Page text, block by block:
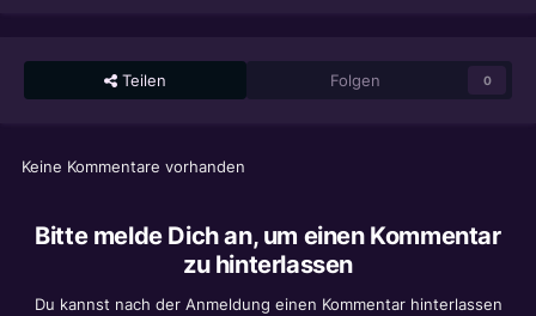
Teilen Folgen 0
Keine Kommentare vorhanden
Bitte melde Dich an, um einen Kommentar
zu hinterlassen
Du kannst nach der Anmeldung einen Kommentar hinterlassen